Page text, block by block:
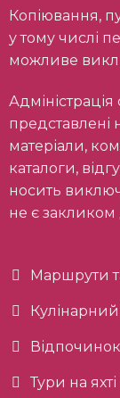
Копіювання, публікація та будь-яке використання,
у тому числі
можливе
Адміністрація сайту не несе відповідальності за
представлені
матеріали,
каталоги,
носить
не є закликом
Маршрути
Тури на яхті